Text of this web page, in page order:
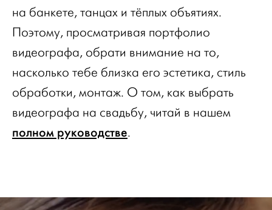
на банкете, танцах и тёплых объятиях.
Поэтому, просматривая портфолио
видеографа, обрати внимание на то,
насколько тебе близка его эстетика, стиль
обработки, монтаж. О том, как выбрать
видеографа на свадьбу, читай в нашем
полном руководстве.